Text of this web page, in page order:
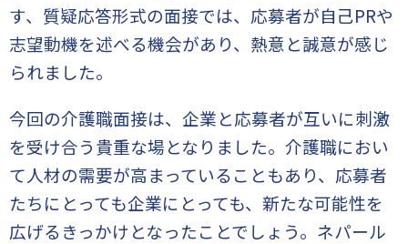
す、質疑応答形式の面接では、応募者が自己PRや
志望動機を述べる機会があり、熱意と誠意が感じ
られました。
今回の介護職面接は、企業と応募者が互いに刺激
を受け合う貴重な場となりました。介護職におい
て人材の需要が高まっていることもあり、応募者
たちにとっても企業にとっても、新たな可能性を
広げるきっかけとなったことでしょう。ネパール